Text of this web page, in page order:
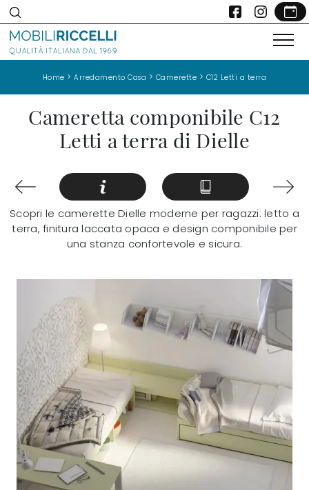
Home >Arredamento Casa > Camerette > C12 Letti a terra
Cameretta componibile C12
Letti a terra di Dielle
Scopri le camerette Dielle moderne per ragazzi: letto a
terra, finitura laccata opaca e design componibile per
una stanza confortevole e sicura.